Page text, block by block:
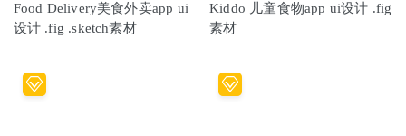
Food Delivery美食外卖app ui
设计 .fig .sketch素材
Kiddo 儿童食物app ui设计 .fig
素材